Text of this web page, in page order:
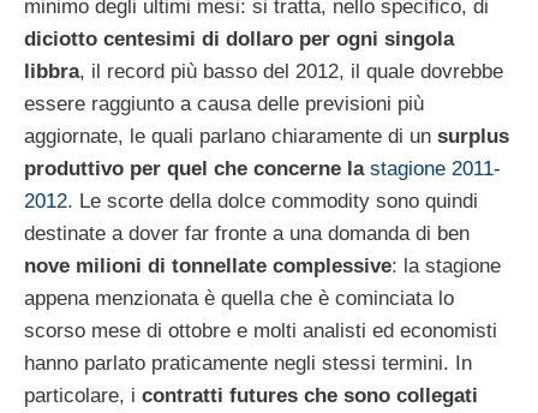
minimo degli ultimi mesi: si tratta, nello specifico, di
diciotto centesimi di dollaro per ogni singola
libbra, il record più basso del 2012, il quale dovrebbe
essere raggiunto a causa delle previsioni più
aggiornate, le quali parlano chiaramente di un surplus
produttivo per quel che concerne la stagione 2011-
2012. Le scorte della dolce commodity sono quindi
destinate a dover far fronte a una domanda di ben
nove milioni di tonnellate complessive: la stagione
appena menzionata è quella che è cominciata lo
scorso mese di ottobre e molti analisti ed economisti
hanno parlato praticamente negli stessi termini. In
particolare, i contratti futures che sono collegati